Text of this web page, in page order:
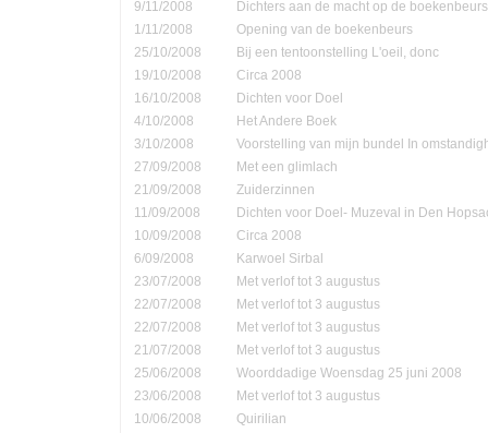
9/11/2008
Dichters aan de macht op de boekenbeurs
1/11/2008
Opening van de boekenbeurs
25/10/2008
Bij een tentoonstelling L'oeil, donc
19/10/2008
Circa 2008
16/10/2008
Dichten voor Doel
4/10/2008
Het Andere Boek
3/10/2008
Voorstelling van mijn bundel In
27/09/2008
Met een glimlach
21/09/2008
Zuiderzinnen
11/09/2008
Dichten voor Doel- Muzeval in Den
10/09/2008
Circa 2008
6/09/2008
Karwoel Sirbal
23/07/2008
Met verlof tot 3 augustus
22/07/2008
Met verlof tot 3 augustus
22/07/2008
Met verlof tot 3 augustus
21/07/2008
Met verlof tot 3 augustus
25/06/2008
Woorddadige Woensdag 25 juni 2008
23/06/2008
Met verlof tot 3 augustus
10/06/2008
Quirilian